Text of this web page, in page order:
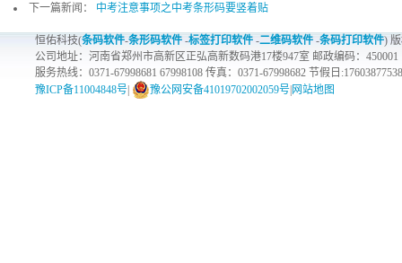
下一篇新闻： 中考注意事项之中考条形码要竖着贴
恒佑科技(条码软件-条形码软件 -标签打印软件 -二维码软件 -条码打印软件)
公司地址：河南省郑州市高新区正弘高新数码港17楼947室 邮政编码：450001
服务热线：0371-67998681 67998108 传真：0371-67998682 节假日:17603877538
豫ICP备11004848号
豫公网安备41019702002059号 网站地图